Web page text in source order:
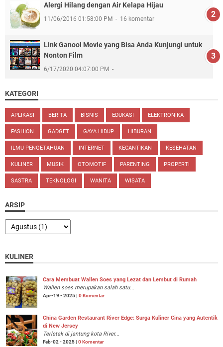
Alergi Hilang dengan Air Kelapa Hijau
11/06/2016 01:58:00 PM 16 komentar
Link Ganool Movie yang Bisa Anda Kunjungi untuk
Nonton Film
6/17/2020 04:07:00 PM
KATEGORI
APLIKASI BERITA BISNIS EDUKASI ELEKTRONIKA
FASHION GADGET GAYA HIDUP HIBURAN
ILMU PENGETAHUAN INTERNET KECANTIKAN KESEHATAN
KULINER MUSIK OTOMOTIF PARENTING PROPERTI
SASTRA TEKNOLOGI WANITA WISATA
ARSIP
KULINER
Cara Membuat Wallen Soes yang Lezat dan Lembut di Rumah
Wallen soes merupakan salah satu...
Apr-19 - 2025 | 0 Komentar
China Garden Restaurant River Edge: Surga Kuliner Cina yang Autentik
di New Jersey
Terletak di jantung kota River...
Feb-02 - 2025 | 0 Komentar